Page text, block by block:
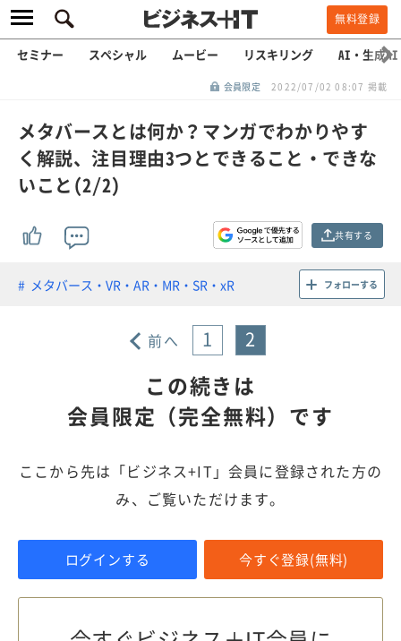
無料登録
セミナー スペシャル ムービー リスキリング AI・生成AI
会員限定 2022/07/02 08:07 掲載
メタバースとは何か？マンガでわかりやす
く解説、注目理由3つとできること・できな
いこと(2/2)
共有する
メタバース・VR・AR・MR・SR・xR フォローする
前へ 1 2
この続きは
会員限定（完全無料）です
ここから先は「ビジネス+IT」会員に登録された方の
み、ご覧いただけます。
ログインする 今すぐ登録(無料)